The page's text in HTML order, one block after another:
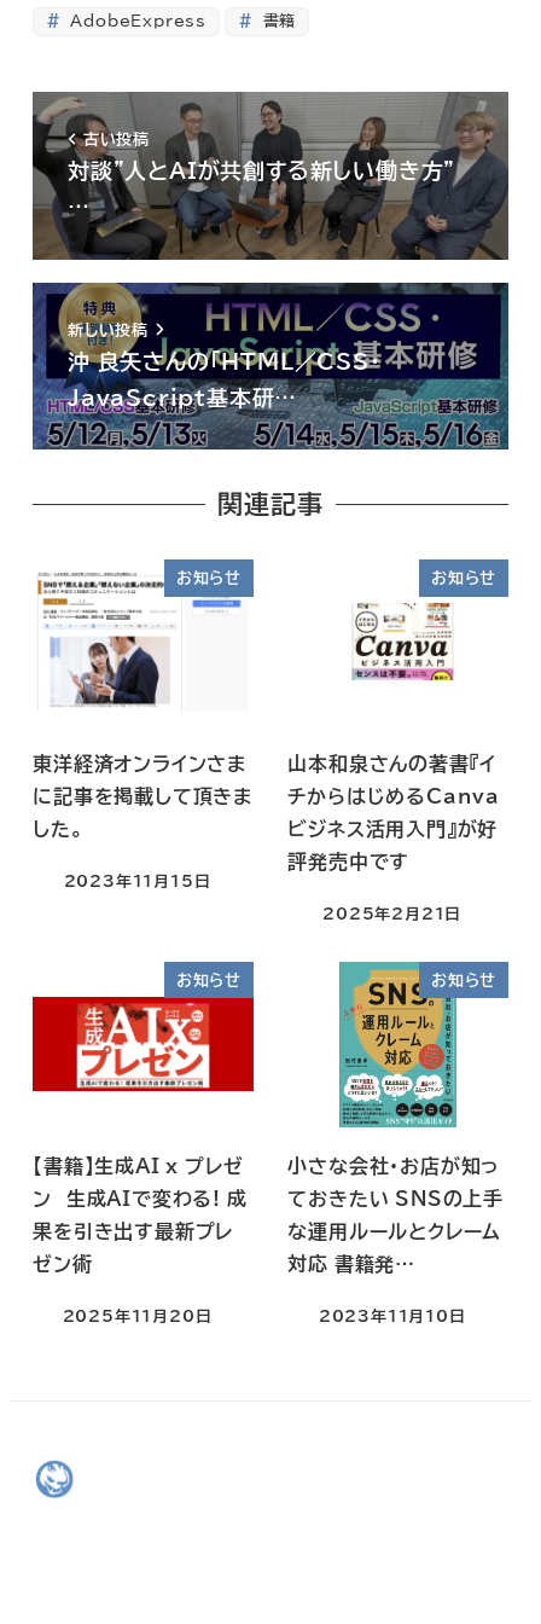
AdobeExpress 書籍
古い投稿
対談”人とAIが共創する新しい働き方”
…
新しい投稿
沖 良矢さんの「HTML／CSS・
JavaScript基本研…
関連記事
お知らせ
東洋経済オンラインさま
に記事を掲載して頂きま
した。
2023年11月15日
お知らせ
山本和泉さんの著書『イ
チからはじめるCanva
ビジネス活用入門』が好
評発売中です
2025年2月21日
お知らせ
【書籍】生成AI x プレゼ
ン 生成AIで変わる! 成
果を引き出す最新プレ
ゼン術
2025年11月20日
お知らせ
小さな会社・お店が知っ
ておきたい SNSの上手
な運用ルールとクレーム
対応 書籍発…
2023年11月10日